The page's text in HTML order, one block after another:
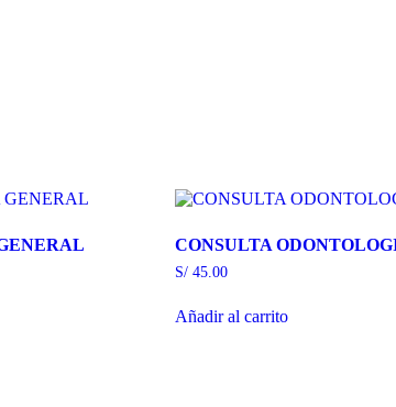
CONSULTA
S/45.00
Añadir al carrito